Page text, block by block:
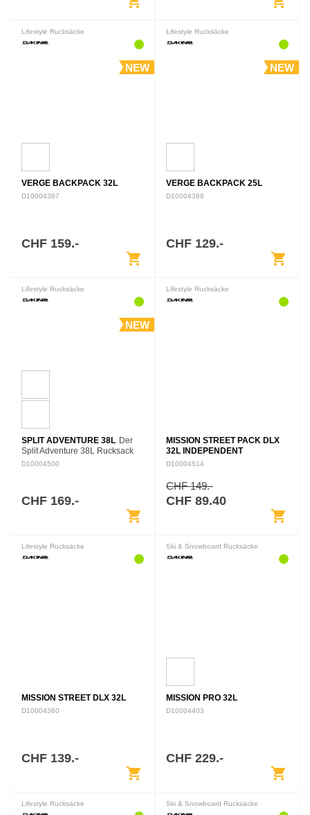
Lifestyle Rucksäcke
NEW
VERGE BACKPACK 32L
D10004367
CHF 159.-
shopping_cart
Lifestyle Rucksäcke
NEW
VERGE BACKPACK 25L
D10004366
CHF 129.-
shopping_cart
Lifestyle Rucksäcke
NEW
SPLIT ADVENTURE 38L Der
Split Adventure 38L Rucksack
wurde für eine sorgenfreie
D10004500
CHF 169.-
shopping_cart
Lifestyle Rucksäcke
MISSION STREET PACK DLX
32L INDEPENDENT
D10004514
CHF 149.-
CHF 89.40
shopping_cart
Lifestyle Rucksäcke
MISSION STREET DLX 32L
D10004360
CHF 139.-
shopping_cart
Ski & Snowboard Rucksäcke
MISSION PRO 32L
D10004403
CHF 229.-
shopping_cart
Lifestyle Rucksäcke Ski & Snowboard Rucksäcke